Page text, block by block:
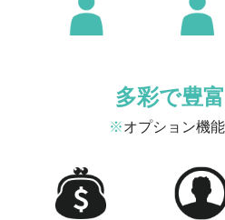
多彩で豊
※オプション機